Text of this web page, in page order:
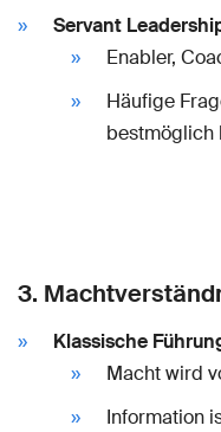
Servant
Enabler,
Häufige
bestmöglich
3.
Klassische
Macht wird
Information